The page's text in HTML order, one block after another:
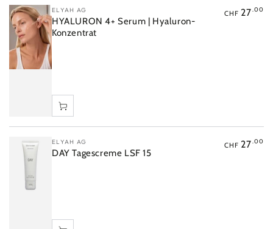
Verkäufer/in:
ELYAH AG
HYALURON 4+ Serum | Hyaluron-
Konzentrat
CHF 27.00
Verkäufer/in:
ELYAH AG
DAY Tagescreme LSF 15
CHF 27.00